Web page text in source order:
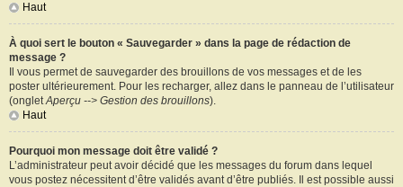
Haut
À quoi sert le bouton « Sauvegarder » dans la page de rédaction de
message ?
Il vous permet de sauvegarder des brouillons de vos messages et de les
poster ultérieurement. Pour les recharger, allez dans le panneau de l’utilisateur
(ongletAperçu --> Gestion des brouillons).
Haut
Pourquoi mon message doit être validé ?
L’administrateur peut avoir décidé que les messages du forum dans lequel
vous postez nécessitent d’être validés avant d’être publiés. Il est possible aussi